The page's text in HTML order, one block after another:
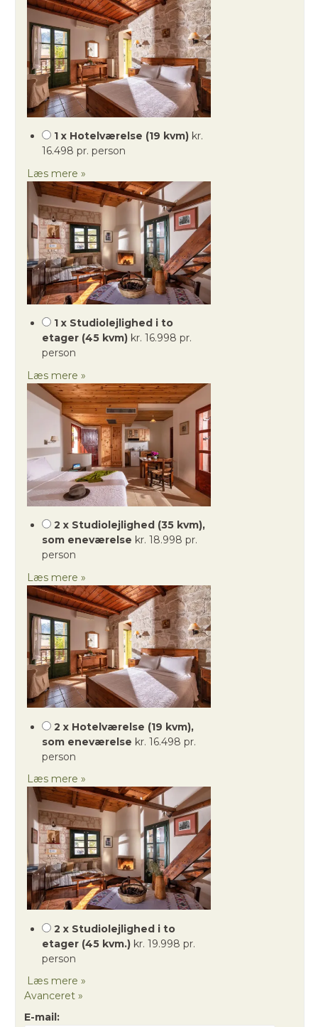
1 x Hotelværelse (19 kvm) kr.
16.498 pr. person
Læs mere »
1 x Studiolejlighed i to
etager (45 kvm) kr. 16.998 pr.
person
Læs mere »
2 x Studiolejlighed (35 kvm),
som eneværelse kr. 18.998 pr.
person
Læs mere »
2 x Hotelværelse (19 kvm),
som eneværelse kr. 16.498 pr.
person
Læs mere »
2 x Studiolejlighed i to
etager (45 kvm.) kr. 19.998 pr.
person
Læs mere »
Avanceret »
E-mail: